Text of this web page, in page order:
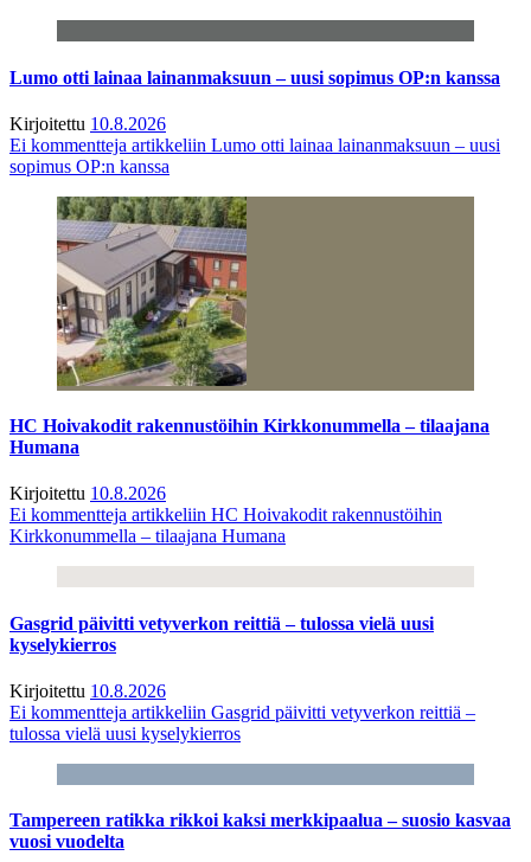
Lumo otti lainaa lainanmaksuun – uusi sopimus OP:n kanssa
Kirjoitettu 10.8.2026
Ei kommentteja artikkeliin Lumo otti lainaa lainanmaksuun – uusi
sopimus OP:n kanssa
HC Hoivakodit rakennustöihin Kirkkonummella – tilaajana
Humana
Kirjoitettu 10.8.2026
Ei kommentteja artikkeliin HC Hoivakodit rakennustöihin
Kirkkonummella – tilaajana Humana
Gasgrid päivitti vetyverkon reittiä – tulossa vielä uusi
kyselykierros
Kirjoitettu 10.8.2026
Ei kommentteja artikkeliin Gasgrid päivitti vetyverkon reittiä –
tulossa vielä uusi kyselykierros
Tampereen ratikka rikkoi kaksi merkkipaalua – suosio kasvaa
vuosi vuodelta